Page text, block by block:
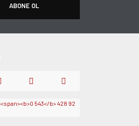
ABONE OL